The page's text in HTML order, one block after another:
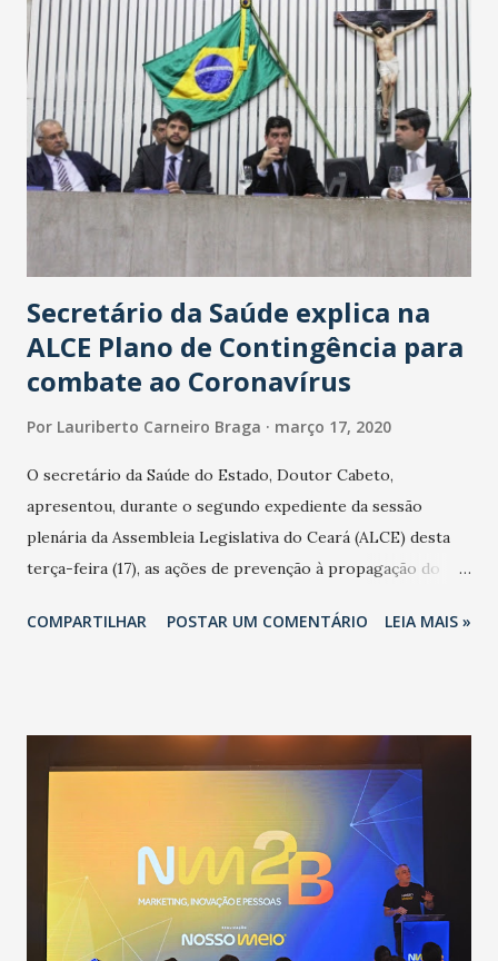
Secretário da Saúde explica na
ALCE Plano de Contingência para
combate ao Coronavírus
Por Lauriberto Carneiro Braga março 17, 2020
O secretário da Saúde do Estado, Doutor Cabeto,
apresentou, durante o segundo expediente da sessão
plenária da Assembleia Legislativa do Ceará (ALCE) desta
terça-feira (17), as ações de prevenção à propagação do
adotadas pelo Governo do Estado na contenção da
população suspeita e de cuidados com os ambientes
públicos e domiciliares. “Nós não estamos vivendo uma
epidemia comum, como temos em todos os anos, com
aumento de casos de dengue, influenza ou H1N1. Trata-se
de uma epidemia com um vírus diferente, com um poder de
contaminação maior que outros coronavírus”, apontou o
secretário. Segundo ele, é uma epidemia com chance de
COMPARTILHAR POSTAR UM COMENTÁRIO LEIA MAIS »